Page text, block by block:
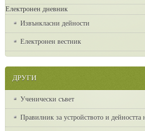
Електронен дневник
Извънкласни дейности
Електронен вестник
ДРУГИ
Ученически съвет
Правилник за устройството и